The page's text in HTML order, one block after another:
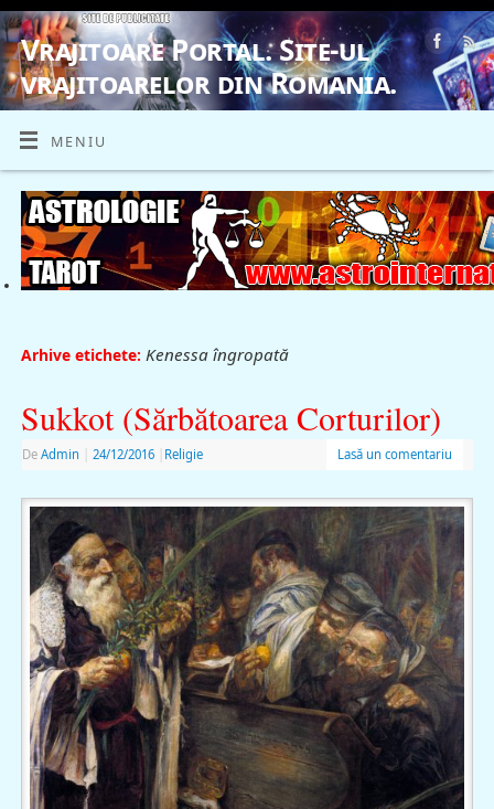
Vrajitoare Portal. Site-ul
vrajitoarelor din Romania.
VRAJITOARE, VRAJITOARELE, VRAJITOARE
MENIU
Arhive etichete: Kenessa îngropată
Sukkot (Sărbătoarea Corturilor)
De Admin 24/12/2016 Religie Lasă un comentariu